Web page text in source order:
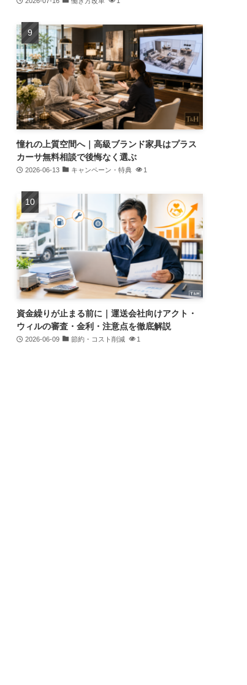
憧れの上質空間へ｜高級ブランド家具はプラス
カーサ無料相談で後悔なく選ぶ
2026-06-13 キャンペーン・特典 1
資金繰りが止まる前に｜運送会社向けアクト・
ウィルの審査・金利・注意点を徹底解説
2026-06-09 節約・コスト削減 1